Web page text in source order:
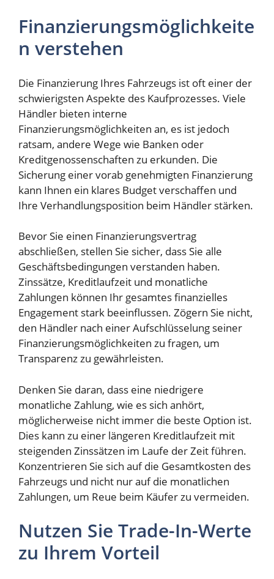
Finanzierungsmöglichkeite
n verstehen
Die Finanzierung Ihres Fahrzeugs ist oft einer der
schwierigsten Aspekte des Kaufprozesses. Viele
Händler bieten interne
Finanzierungsmöglichkeiten an, es ist jedoch
ratsam, andere Wege wie Banken oder
Kreditgenossenschaften zu erkunden. Die
Sicherung einer vorab genehmigten Finanzierung
kann Ihnen ein klares Budget verschaffen und
Ihre Verhandlungsposition beim Händler stärken.
Bevor Sie einen Finanzierungsvertrag
abschließen, stellen Sie sicher, dass Sie alle
Geschäftsbedingungen verstanden haben.
Zinssätze, Kreditlaufzeit und monatliche
Zahlungen können Ihr gesamtes finanzielles
Engagement stark beeinflussen. Zögern Sie nicht,
den Händler nach einer Aufschlüsselung seiner
Finanzierungsmöglichkeiten zu fragen, um
Transparenz zu gewährleisten.
Denken Sie daran, dass eine niedrigere
monatliche Zahlung, wie es sich anhört,
möglicherweise nicht immer die beste Option ist.
Dies kann zu einer längeren Kreditlaufzeit mit
steigenden Zinssätzen im Laufe der Zeit führen.
Konzentrieren Sie sich auf die Gesamtkosten des
Fahrzeugs und nicht nur auf die monatlichen
Zahlungen, um Reue beim Käufer zu vermeiden.
Nutzen Sie Trade-In-Werte
zu Ihrem Vorteil